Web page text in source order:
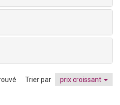
Trier par prix croissant